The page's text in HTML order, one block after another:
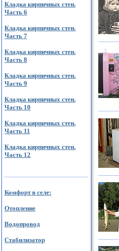
Кладка кирпичных стен.
Часть 6
Кладка кирпичных стен.
Часть 7
Кладка кирпичных стен.
Часть 8
Кладка кирпичных стен.
Часть 9
Кладка кирпичных стен.
Часть 10
Кладка кирпичных стен.
Часть 11
Кладка кирпичных стен.
Часть 12
Комфорт в селе:
Отопление
Водопровод
Стабилизатор